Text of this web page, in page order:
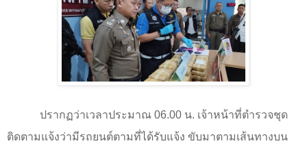
ปรากฏว่าเวลาประมาณ 06.00 น. เจ้าหน้าที่ตำรวจชุด
ติดตามแจ้งว่ามีรถยนต์ตามที่ได้รับแจ้ง ขับมาตามเส้นทางบน